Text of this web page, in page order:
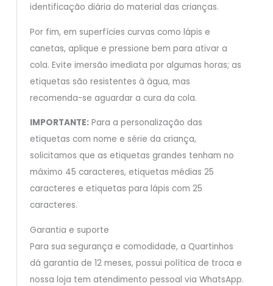
identificação diária do material das crianças.
Por fim, em superfícies curvas como lápis e
canetas, aplique e pressione bem para ativar a
cola. Evite imersão imediata por algumas horas; as
etiquetas são resistentes à água, mas
recomenda-se aguardar a cura da cola.
IMPORTANTE:Para a personalização das
etiquetas com nome e série da criança,
solicitamos que as etiquetas grandes tenham no
máximo 45 caracteres, etiquetas médias 25
caracteres e etiquetas para lápis com 25
caracteres.
Garantia e suporte
Para sua segurança e comodidade, a Quartinhos
dá garantia de 12 meses, possui política de troca e
nossa loja tem atendimento pessoal via WhatsApp.